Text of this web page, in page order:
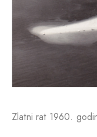
Zlatni rat 1960.